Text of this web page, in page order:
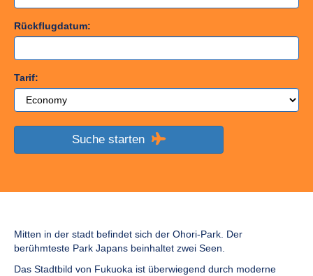
Rückflugdatum:
Tarif:
Mitten in der stadt befindet sich der Ohori-Park. Der
berühmteste Park Japans beinhaltet zwei Seen.
Das Stadtbild von Fukuoka ist überwiegend durch moderne